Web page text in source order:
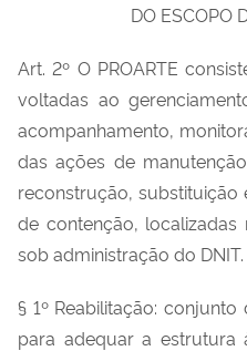
DO ESCOPO
Art. 2º O PROARTE
voltadas ao
acompanhamento,
das ações de
reconstrução,
de contenção,
sob administração do DNIT.
§ 1º Reabilitação:
para adequar a estrutura